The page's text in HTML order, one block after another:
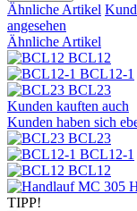
Ähnliche Artikel
angesehen
Ähnliche Artikel
BCL12
BCL12-1
BCL23
Kunden kauften auch
Kunden haben sich
BCL23
BCL12-1
BCL12
TIPP!